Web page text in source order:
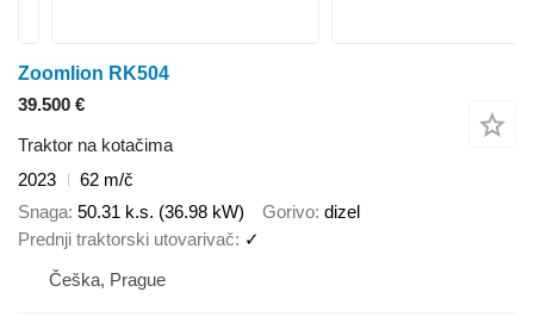
Zoomlion RK504
39.500 €
Traktor na kotačima
2023
62 m/č
Snaga 50.31 k.s. (36.98 kW) Gorivo dizel
Prednji traktorski utovarivač
✓
Češka, Prague